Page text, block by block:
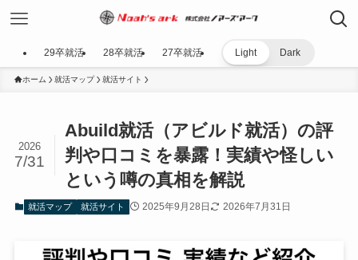
29卒就活 28卒就活 27卒就活 Light Dark
ホーム 就活マップ 就活サイト
Abuild就活（アビルド就活）の評
判や口コミを暴露！実績や怪しい
という噂の真相を解説
2026
7/31
就活マップ 就活サイト 2025年9月28日 2026年7月31日